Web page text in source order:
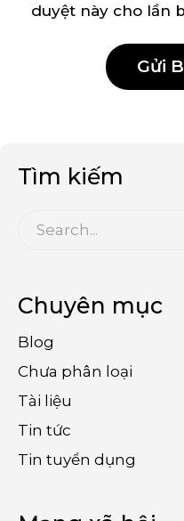
Tìm kiếm
Chuyên mục
Blog
Chưa phân loại
Tài liệu
Tin tức
Tin tuyển dụng
duyệt này cho lần